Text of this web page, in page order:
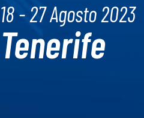
18 - 27 Agosto 2023
Tenerife